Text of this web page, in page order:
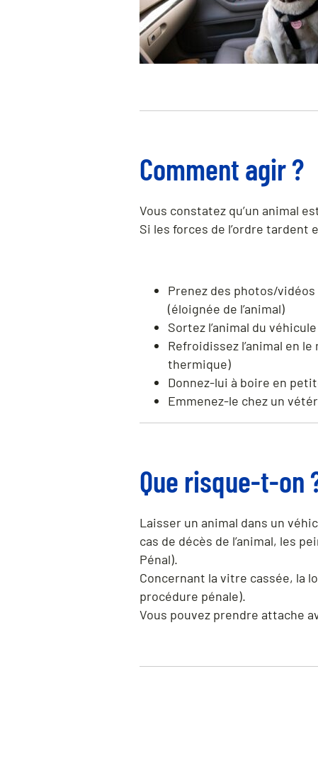
Comment agir ?
Vous constatez qu’un animal
Si les forces de l’ordre
Prenez des photos/
(éloignée de l’animal)
Sortez l’animal du
Refroidissez l’animal en
thermique)
Donnez-lui à boire en
Emmenez-le chez un
Que risque-t-on
Laisser un animal dans un
cas de décès de l’animal, les
Pénal).
Concernant la vitre cassée, la
procédure pénale).
Vous pouvez prendre attache